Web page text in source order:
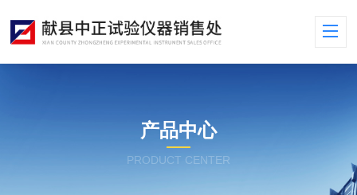
产品中心
PRODUCT CENTER